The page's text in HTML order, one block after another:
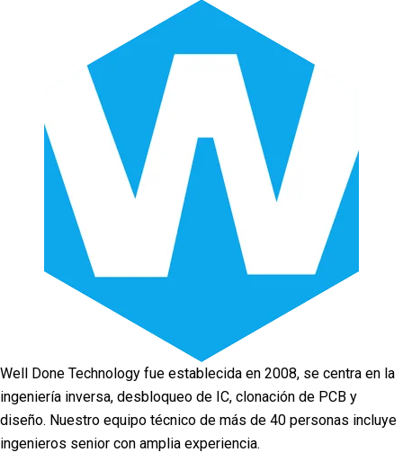
Well Done Technology fue establecida en 2008, se centra en la
ingeniería inversa, desbloqueo de IC, clonación de PCB y
diseño. Nuestro equipo técnico de más de 40 personas incluye
ingenieros senior con amplia experiencia.